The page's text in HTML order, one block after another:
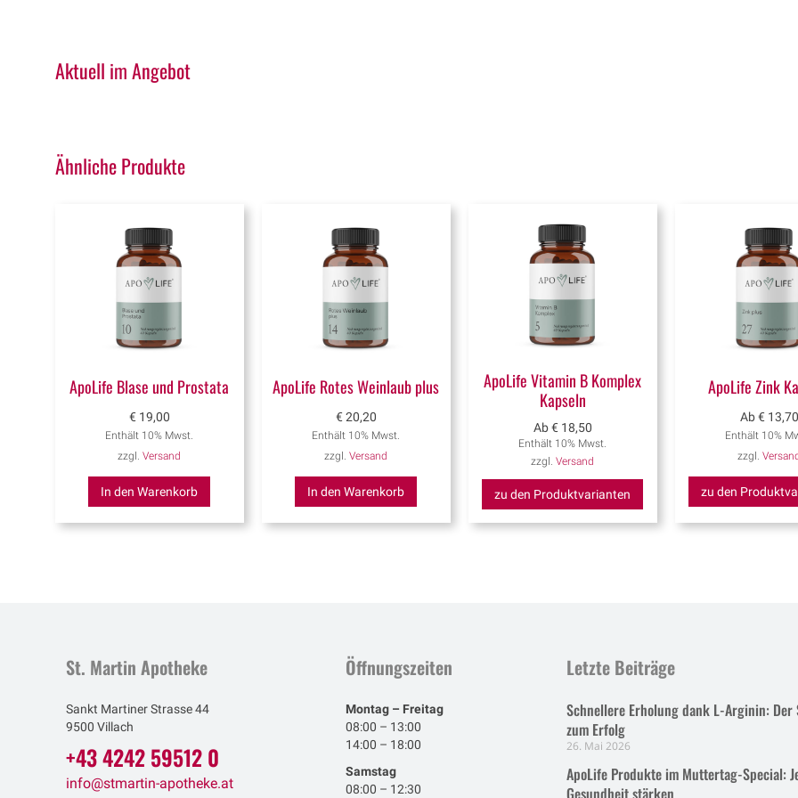
Aktuell im Angebot
Ähnliche Produkte
ApoLife Blase und Prostata
€ 19,00
Enthält 10% Mwst.
zzgl.Versand
In den Warenkorb
ApoLife Rotes Weinlaub plus
€ 20,20
Enthält 10% Mwst.
zzgl.Versand
In den Warenkorb
ApoLife Vitamin B Komplex
Kapseln
Ab €18,50
Enthält 10% Mwst.
zzgl.Versand
zu den Produktvarianten
ApoLife Zink
Ab € 13,70
Enthält 10%
zzgl.Versand
zu den
St. Martin Apotheke
Sankt Martiner Strasse 44
9500 Villach
+43 4242 59512 0
info@stmartin-apotheke.at
Öffnungszeiten
Montag – Freitag
08:00 – 13:00
14:00 – 18:00
Samstag
08:00 – 12:30
Letzte Beiträge
Schnellere Erholung dank L-Arginin: Der
zum Erfolg
26. Mai 2026
ApoLife Produkte im Muttertag-Special: